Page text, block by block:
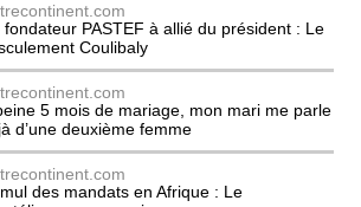
fondateur PASTEF à allié du président : Le
Coulibaly
5 mois de mariage, mon mari me parle
d’une deuxième femme
des mandats en Afrique : Le